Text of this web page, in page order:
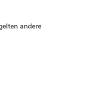
andere